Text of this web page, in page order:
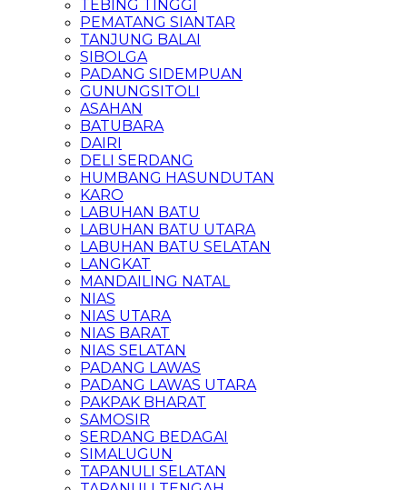
TEBING TINGGI
PEMATANG SIANTAR
TANJUNG BALAI
SIBOLGA
PADANG SIDEMPUAN
GUNUNGSITOLI
ASAHAN
BATUBARA
DAIRI
DELI SERDANG
HUMBANG HASUNDUTAN
KARO
LABUHAN BATU
LABUHAN BATU UTARA
LABUHAN BATU SELATAN
LANGKAT
MANDAILING NATAL
NIAS
NIAS UTARA
NIAS BARAT
NIAS SELATAN
PADANG LAWAS
PADANG LAWAS UTARA
PAKPAK BHARAT
SAMOSIR
SERDANG BEDAGAI
SIMALUGUN
TAPANULI SELATAN